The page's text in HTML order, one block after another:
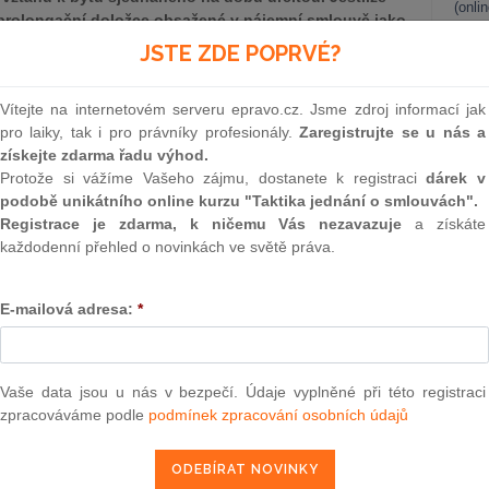
doložce obsažené v nájemní smlouvě jako
nájemního poměru, porušily čl. 2 odst. 3 Listiny
toho soudy neposkytly stěžovateli ochranu
na soudní ochranu podle čl. 36 odst. 1 Listiny
čl. 90 větou první Ústavy České republiky.
z čl. 2 odst. 3 Listiny základních práv a svobod nelze
občanský zákoník, ve znění účinném od 31. 3. 2006,
před 31. 3. 2006 byla po tomto datu vyloučena
podle níž může dojít k prodlužování (prolongaci)
určitou. Jestliže obecné soudy posoudily ujednání o
jako neplatné a z toho dovodily závěr o skončení
základních práv a svobod. Jelikož v důsledku toho
právům, porušily i právo stěžovatele na soudní ochranu
a svobod ve spojení s čl. 90 větou první Ústavy České
III.ÚS 1593/19, ze dne 22.10.2019)
JSTE ZDE POPRVÉ?
Vítejte na internetovém serveru epravo.cz. Jsme zdroj informací jak
pro laiky, tak i pro právníky profesionály.Zaregistrujte se u nás a
získejte zdarma řadu výhod.
Protože si vážíme Vašeho zájmu, dostanete k registracidárek v
podobě unikátního online kurzu "Taktika jednání o smlouvách".
Registrace je zdarma, k ničemu Vás nezavazuje a získáte
každodenní přehled o novinkách ve světě práva.
E-mailová adresa: *
Vaše data jsou u nás v bezpečí. Údaje vyplněné při této registraci
zpracováváme podle podmínek zpracování osobních údajů